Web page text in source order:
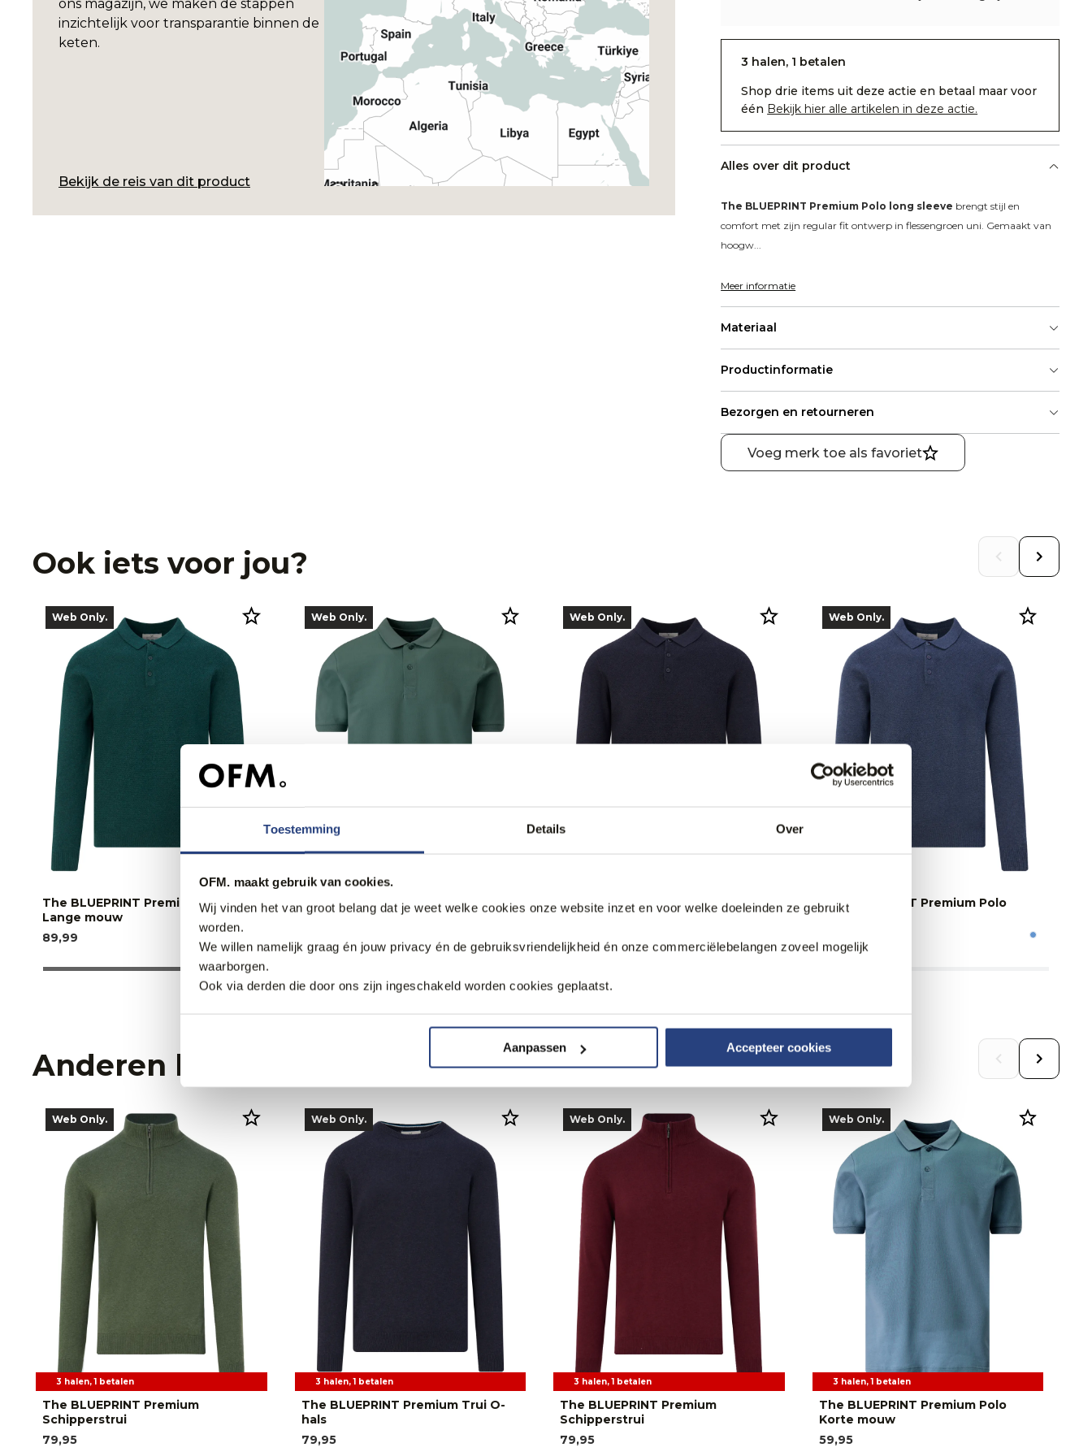
Toestemming Details Over
OFM. maakt gebruik van cookies.
Wij vinden het van groot belang dat je weet welke cookies onze website inzet en voor welke doeleinden ze gebruikt
worden.
We willen namelijk graag én jouw privacy én de gebruiksvriendelijkheid én onze commerciëlebelangen zoveel mogelijk
waarborgen.
Ook via derden die door ons zijn ingeschakeld worden cookies geplaatst.
Aanpassen Accepteer cookies
ons magazijn, we maken de stappen
inzichtelijk voor transparantie binnen de
keten.
Bekijk de reis van dit product
3 halen, 1 betalen
Shop drie items uit deze actie en betaal maar voor
één Bekijk hier alle artikelen in deze actie.
Alles over dit product
The BLUEPRINT Premium Polo long sleeve brengt stijl en
comfort met zijn regular fit ontwerp in flessengroen uni. Gemaakt van
hoogw...
Meer informatie
Materiaal
Productinformatie
Bezorgen en retourneren
Voeg merk toe als favoriet
Ook iets voor jou?
Web Only.
The BLUEPRINT Premium Polo
Lange mouw
89,99
Web Only.
3 halen, 1 betalen
The BLUEPRINT Premium Polo
Korte mouw
Web Only.
The BLUEPRINT Premium Polo
Lange mouw
Web Only.
The BLUEPRINT Premium Polo
Lange mouw
Anderen bekeken ook
Web Only.
3 halen, 1 betalen
The BLUEPRINT Premium
Schipperstrui
79,95
Web Only.
3 halen, 1 betalen
The BLUEPRINT Premium Trui O-
hals
79,95
Web Only.
3 halen, 1 betalen
The BLUEPRINT Premium
Schipperstrui
79,95
Web Only.
3 halen, 1 betalen
The BLUEPRINT Premium Polo
Korte mouw
59,95